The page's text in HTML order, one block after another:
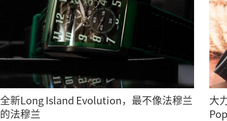
全新Long Island Evolution，最不像法穆兰
的法穆兰
大